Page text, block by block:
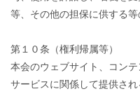
等、その他の担保に供する等
第１０条（権利帰属等）
本会のウェブサイト、コン
サービスに関係して提供さ